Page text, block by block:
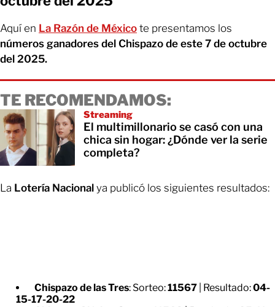
Aquí en La Razón de México te presentamos los
números ganadores del Chispazo de este 7 de octubre
del 2025.
TE RECOMENDAMOS:
Streaming
El multimillonario se casó con una
chica sin hogar: ¿Dónde ver la serie
completa?
La Lotería Nacional ya publicó los siguientes resultados:
Chispazo de las Tres: Sorteo:11567 | Resultado:04-
15-17-20-22